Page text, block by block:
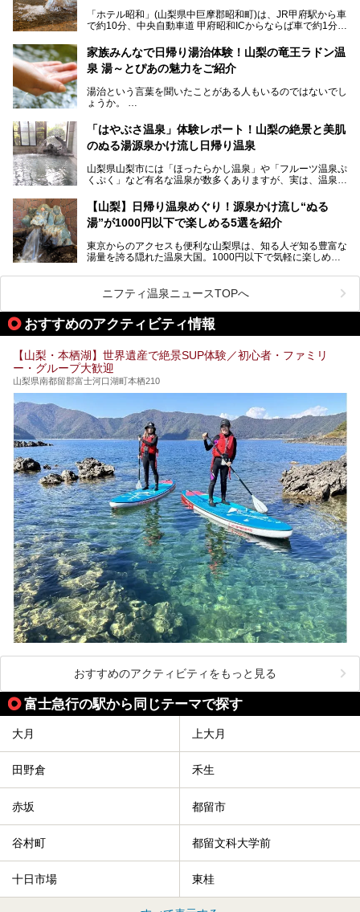
向にありますが、「古湯坊 源泉舘」では本来あるべき混浴
の姿が保たれている点に注目すべきでしょう。
今回は足元湧出の混浴温泉である「かくし湯大岩風呂」をは
じめ、湯治棟である「別館神泉」を中心に「古湯坊 源泉
舘」の全貌を徹底紹介します。
「ホテル昭和」(山梨県中巨摩郡昭和町)は、JR甲府駅から車
で約10分、中央自動車道 甲府昭和ICからならば車で約1分の
から、一人泊でも6,000円台から宿泊可能です。
しかし、最大の魅力は“温泉そのもの”でしょう。自家源泉を
統の単純温泉は、入浴すると実にサッパリ爽快。日帰り入浴
不可なこともあり、全国の温泉ファンがこの温泉を求めて
では循環濾過の沸かし湯が一般的ですが、ここは本物の極上
温泉。まさに価格破壊と言えるクオリティです。
室や無料朝食などをご紹介。温泉通が口を揃えて絶賛する神
コスパ宿の全貌を徹底解説します！
家族みんなで日帰り湯治体験！山梨の竜王ラドン温
泉 湯～とぴあの魅力をご紹介
湯治という言葉を聞いたことがある人もいるのではないでし
ょうか。
なかなか体験できない、湯治体験が日帰りでできる温浴施設
が山梨にあります。
ぴあ」の魅力をご紹介します。
提供元：株式会社湯ーとぴあ【PR】
この記事は株式会社湯ーとぴあのPRレポート記事です。
「はやぶさ温泉」体験レポート！山梨の絶景と美肌
のぬる湯源泉かけ流し日帰り温泉
山梨県山梨市には「ほったらかし温泉」や「フルーツ温泉ぷ
くぷく」など有名な温泉が数多くありますが、実は、温泉マ
です。今回紹介する「はやぶさ温泉」も、そのひとつ。温泉
はもちろん、絶景や地元食材を活かしたグルメも堪能できま
す。
します。
【山梨】日帰り温泉めぐり！源泉かけ流し“ぬる
湯”が1000円以下で楽しめる5選を紹介
東京からのアクセスも便利な山梨県は、知る人ぞ知る豊富な
湯量を誇る隠れた温泉大国。1000円以下で気軽に楽しめ
も、これからの季節に嬉しい、じんわりと体の芯まで温ま
る“ぬる湯”が豊富なのも魅力。今回は、湯質も抜群で心ゆく
までリラックスできる山梨のお得な日帰り温泉を、実際体験
した感想と共に紹介します。
※ぬる湯とは35℃～39℃程度の体温に近いぬるめ温泉のこ
ニフティ温泉ニュースTOPへ
おすすめのアクティビティ情報
【山梨・本栖湖】世界遺産で絶景SUP体験／初心者・ファミリ
ー・グループ大歓迎
山梨県南都留郡富士河口湖町本栖210
おすすめのアクティビティをもっと見る
富士急行の駅から同じテーマで探す
大月 上大月
田野倉 禾生
赤坂 都留市
谷村町 都留文科大学前
十日市場 東桂